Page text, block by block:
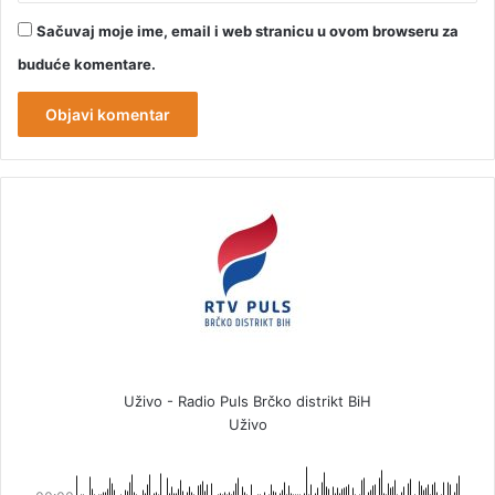
Sačuvaj moje ime, email i web stranicu u ovom browseru za
buduće komentare.
Uživo - Radio Puls Brčko distrikt BiH
Uživo